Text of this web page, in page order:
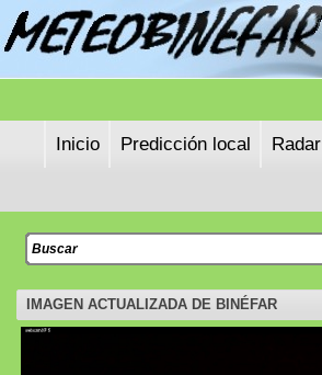
Inicio Predicción local Radar
IMAGEN ACTUALIZADA DE BINÉFAR